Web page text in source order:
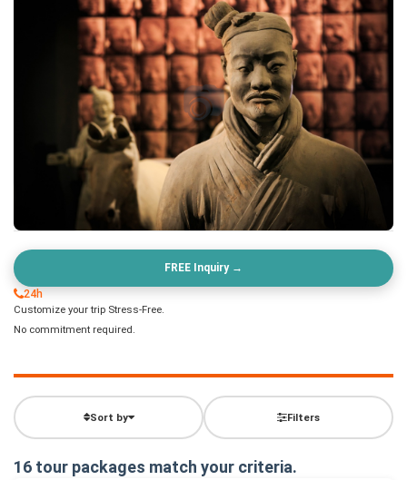
FREE Inquiry →
Customize your trip Stress-Free.
No commitment required.
24h
Sort by Filters
16 tour packages match your criteria.